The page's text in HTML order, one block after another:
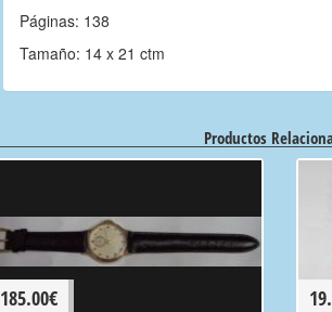
Páginas: 138
Tamaño: 14 x 21 ctm
Productos
185.00€